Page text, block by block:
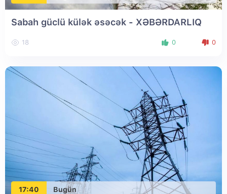
Sabah güclü külək əsəcək - XƏBƏRDARLIQ
18 0 0
17:40 Bugün